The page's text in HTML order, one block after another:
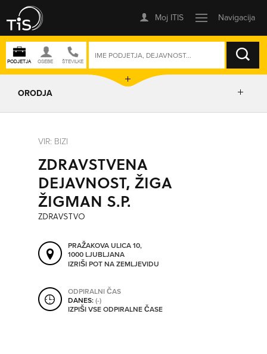
ISKANJE
ORODJA
IZRIŠI POT
POŠLJI SMS
ORODJA
VIR: BIZI
ZDRAVSTVENA
DEJAVNOST, ŽIGA
ŽIGMAN S.P.
ZDRAVSTVO
PRAŽAKOVA ULICA 10,
1000 LJUBLJANA
IZRIŠI POT NA ZEMLJEVIDU
ODPIRALNI ČAS
DANES:(-)
IZPIŠI VSE ODPIRALNE ČASE